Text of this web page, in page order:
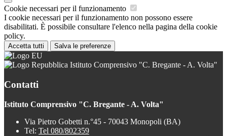
Cookie necessari per il funzionamento
I cookie necessari per il funzionamento non possono essere
disabilitati. È possibile consultare l'elenco nella pagina della cookie
policy.
Accetta tutti Salva le preferenze
Istituto Comprensivo "C. Bregante - A. Volta"
Contatti
Istituto Comprensivo "C. Bregante - A. Volta"
Via Pietro Gobetti n.°45 - 70043 Monopoli (BA)
Tel: Tel 080/802359